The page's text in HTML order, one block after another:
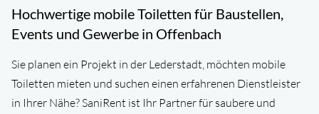
Hochwertige mobile Toiletten für Baustellen,
Events und Gewerbe in Offenbach
Sie planen ein Projekt in der Lederstadt, möchten mobile
Toiletten mieten und suchen einen erfahrenen Dienstleister
in Ihrer Nähe? SaniRent ist Ihr Partner für saubere und